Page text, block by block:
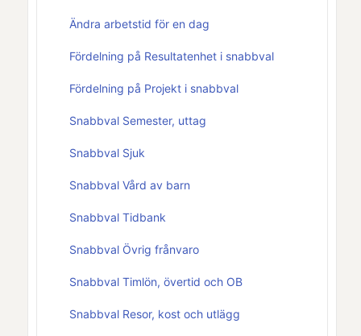
Ändra arbetstid för en dag
Fördelning på Resultatenhet i snabbval
Fördelning på Projekt i snabbval
Snabbval Semester, uttag
Snabbval Sjuk
Snabbval Vård av barn
Snabbval Tidbank
Snabbval Övrig frånvaro
Snabbval Timlön, övertid och OB
Snabbval Resor, kost och utlägg